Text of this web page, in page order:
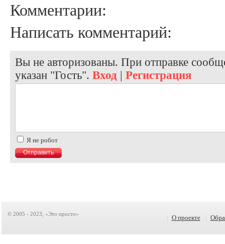
Комментарии:
Написать комментарий:
Вы не авторизованы. При отправке
указан "Гость". Вход | Регистрация
Я не робот
© 2005 - 2023, «Это просто» О проекте